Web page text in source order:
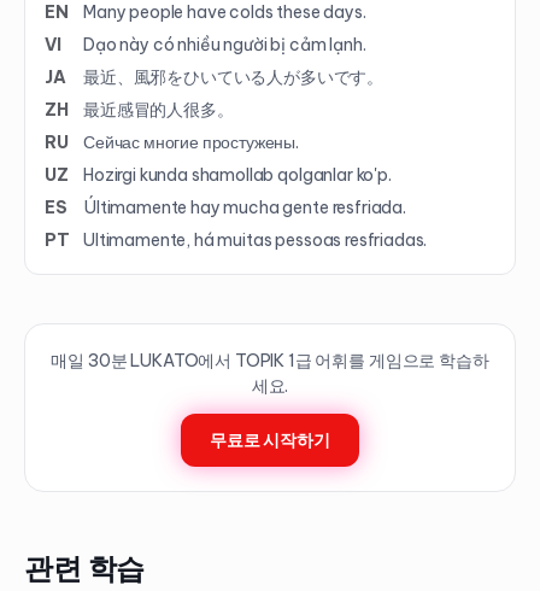
EN
Many people have colds these days.
VI
Dạo này có nhiều người bị cảm lạnh.
JA
最近、風邪をひいている人が多いです。
ZH
最近感冒的人很多。
RU
Сейчас многие простужены.
UZ
Hozirgi kunda shamollab qolganlar ko'p.
ES
Últimamente hay mucha gente resfriada.
PT
Ultimamente, há muitas pessoas resfriadas.
매일 30분 LUKATO에서 TOPIK 1급 어휘를 게임으로 학습하
세요.
무료로 시작하기
관련 학습